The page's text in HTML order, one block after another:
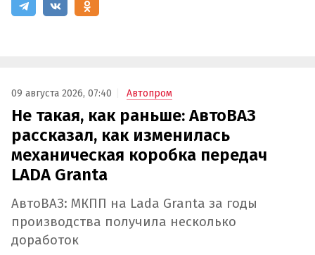
09 августа 2026, 07:40 Автопром
Не такая, как раньше: АвтоВАЗ
рассказал, как изменилась
механическая коробка передач
LADA Granta
АвтоВАЗ: МКПП на Lada Granta за годы
производства получила несколько
доработок